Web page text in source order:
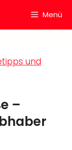
Menü
und
–